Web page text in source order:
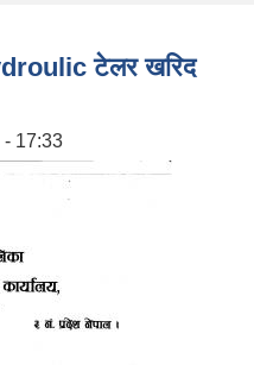
टेलर खरिद
- 17:33